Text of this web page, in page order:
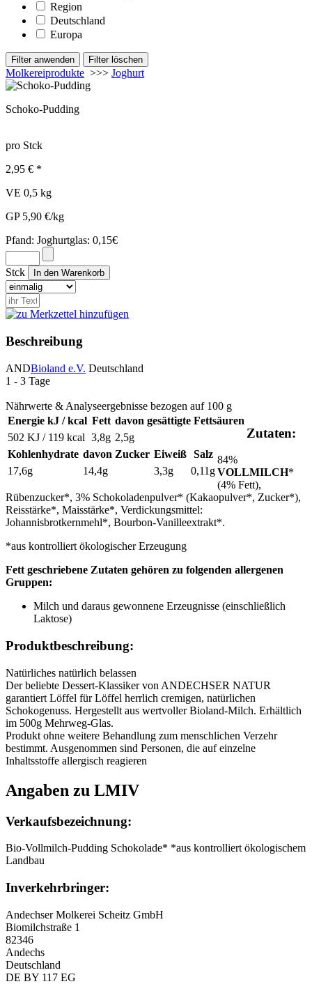
Region
Deutschland
Europa
Molkereiprodukte >>> Joghurt
Schoko-Pudding
pro Stck
2,95 € *
VE 0,5 kg
GP 5,90 €/kg
Pfand: Joghurtglas: 0,15€
Stck
Beschreibung
ANDBioland e.V. Deutschland
1 - 3 Tage
Nährwerte & Analyseergebnisse bezogen auf 100 g
Energie kJ / kcal
502 KJ / 119 kcal
Fett
3,8g
davon gesättigte Fettsäuren
2,5g
Kohlenhydrate
17,6g
davon Zucker
14,4g
Eiweiß
3,3g
Salz
0,11g
Zutaten:
84%
VOLLMILCH*
(4% Fett),
Rübenzucker*, 3% Schokoladenpulver* (Kakaopulver*, Zucker*),
Reisstärke*, Maisstärke*, Verdickungsmittel:
Johannisbrotkernmehl*, Bourbon-Vanilleextrakt*.
*aus kontrolliert ökologischer Erzeugung
Fett geschriebene Zutaten gehören zu folgenden allergenen
Gruppen:
Milch und daraus gewonnene Erzeugnisse (einschließlich
Laktose)
Produktbeschreibung:
Natürliches natürlich belassen
Der beliebte Dessert-Klassiker von ANDECHSER NATUR
garantiert Löffel für Löffel herrlich cremigen, natürlichen
Schokogenuss. Hergestellt aus wertvoller Bioland-Milch. Erhältlich
im 500g Mehrweg-Glas.
Produkt ohne weitere Behandlung zum menschlichen Verzehr
bestimmt. Ausgenommen sind Personen, die auf einzelne
Inhaltsstoffe allergisch reagieren
Angaben zu LMIV
Verkaufsbezeichnung:
Bio-Vollmilch-Pudding Schokolade* *aus kontrolliert ökologischem
Landbau
Inverkehrbringer:
Andechser Molkerei Scheitz GmbH
Biomilchstraße 1
82346
Andechs
Deutschland
DE BY 117 EG